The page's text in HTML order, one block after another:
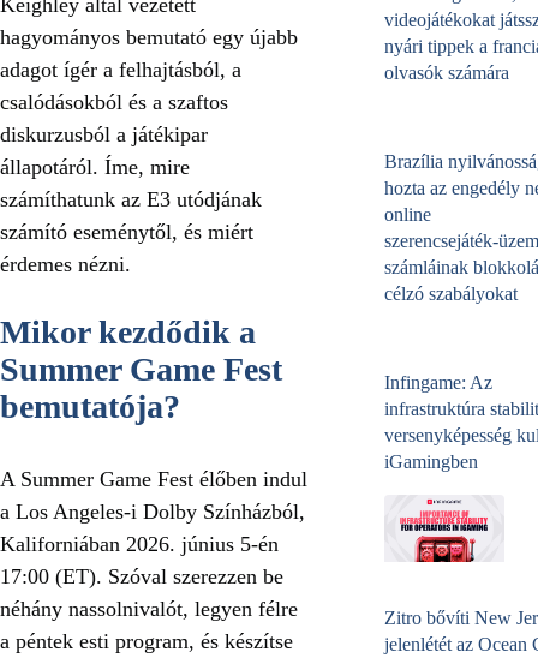
hagyományos bemutató egy újabb
adagot ígér a felhajtásból, a
csalódásokból és a szaftos
diskurzusból a játékipar
állapotáról. Íme, mire
számíthatunk az E3 utódjának
számító eseménytől, és miért
érdemes nézni.
Mikor kezdődik a
Summer Game Fest
bemutatója?
A Summer Game Fest élőben indul
a Los Angeles-i Dolby Színházból,
Kaliforniában 2026. június 5-én
17:00 (ET). Szóval szerezzen be
néhány nassolnivalót, legyen félre
a péntek esti program, és készítse
videojátékokat
nyári tippek a
olvasók számára
Brazília
hozta az engedély
online
számláinak
célzó szabályokat
Infingame: Az
infrastruktúra
versenyképesség
iGamingben
Zitro bővíti New
jelenlétét az Ocean